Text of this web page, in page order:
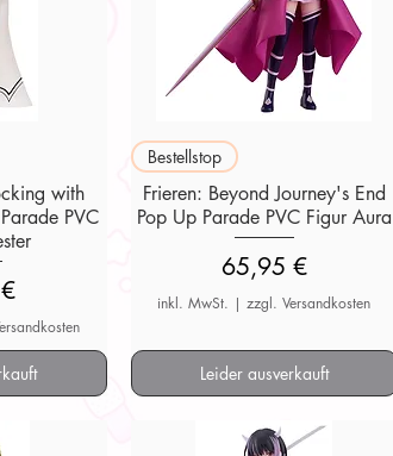
with
PVC
Schnellansicht
Bestellstop
Frieren: Beyond Journey's End
Pop Up Parade PVC Figur Aura
Preis
65,95 €
inkl. MwSt. |zzgl. Versandkosten
Leider ausverkauft